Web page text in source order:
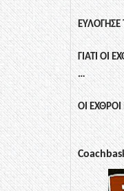
ΓΙΑΤΙ ΟΙ
…
ΟΙ